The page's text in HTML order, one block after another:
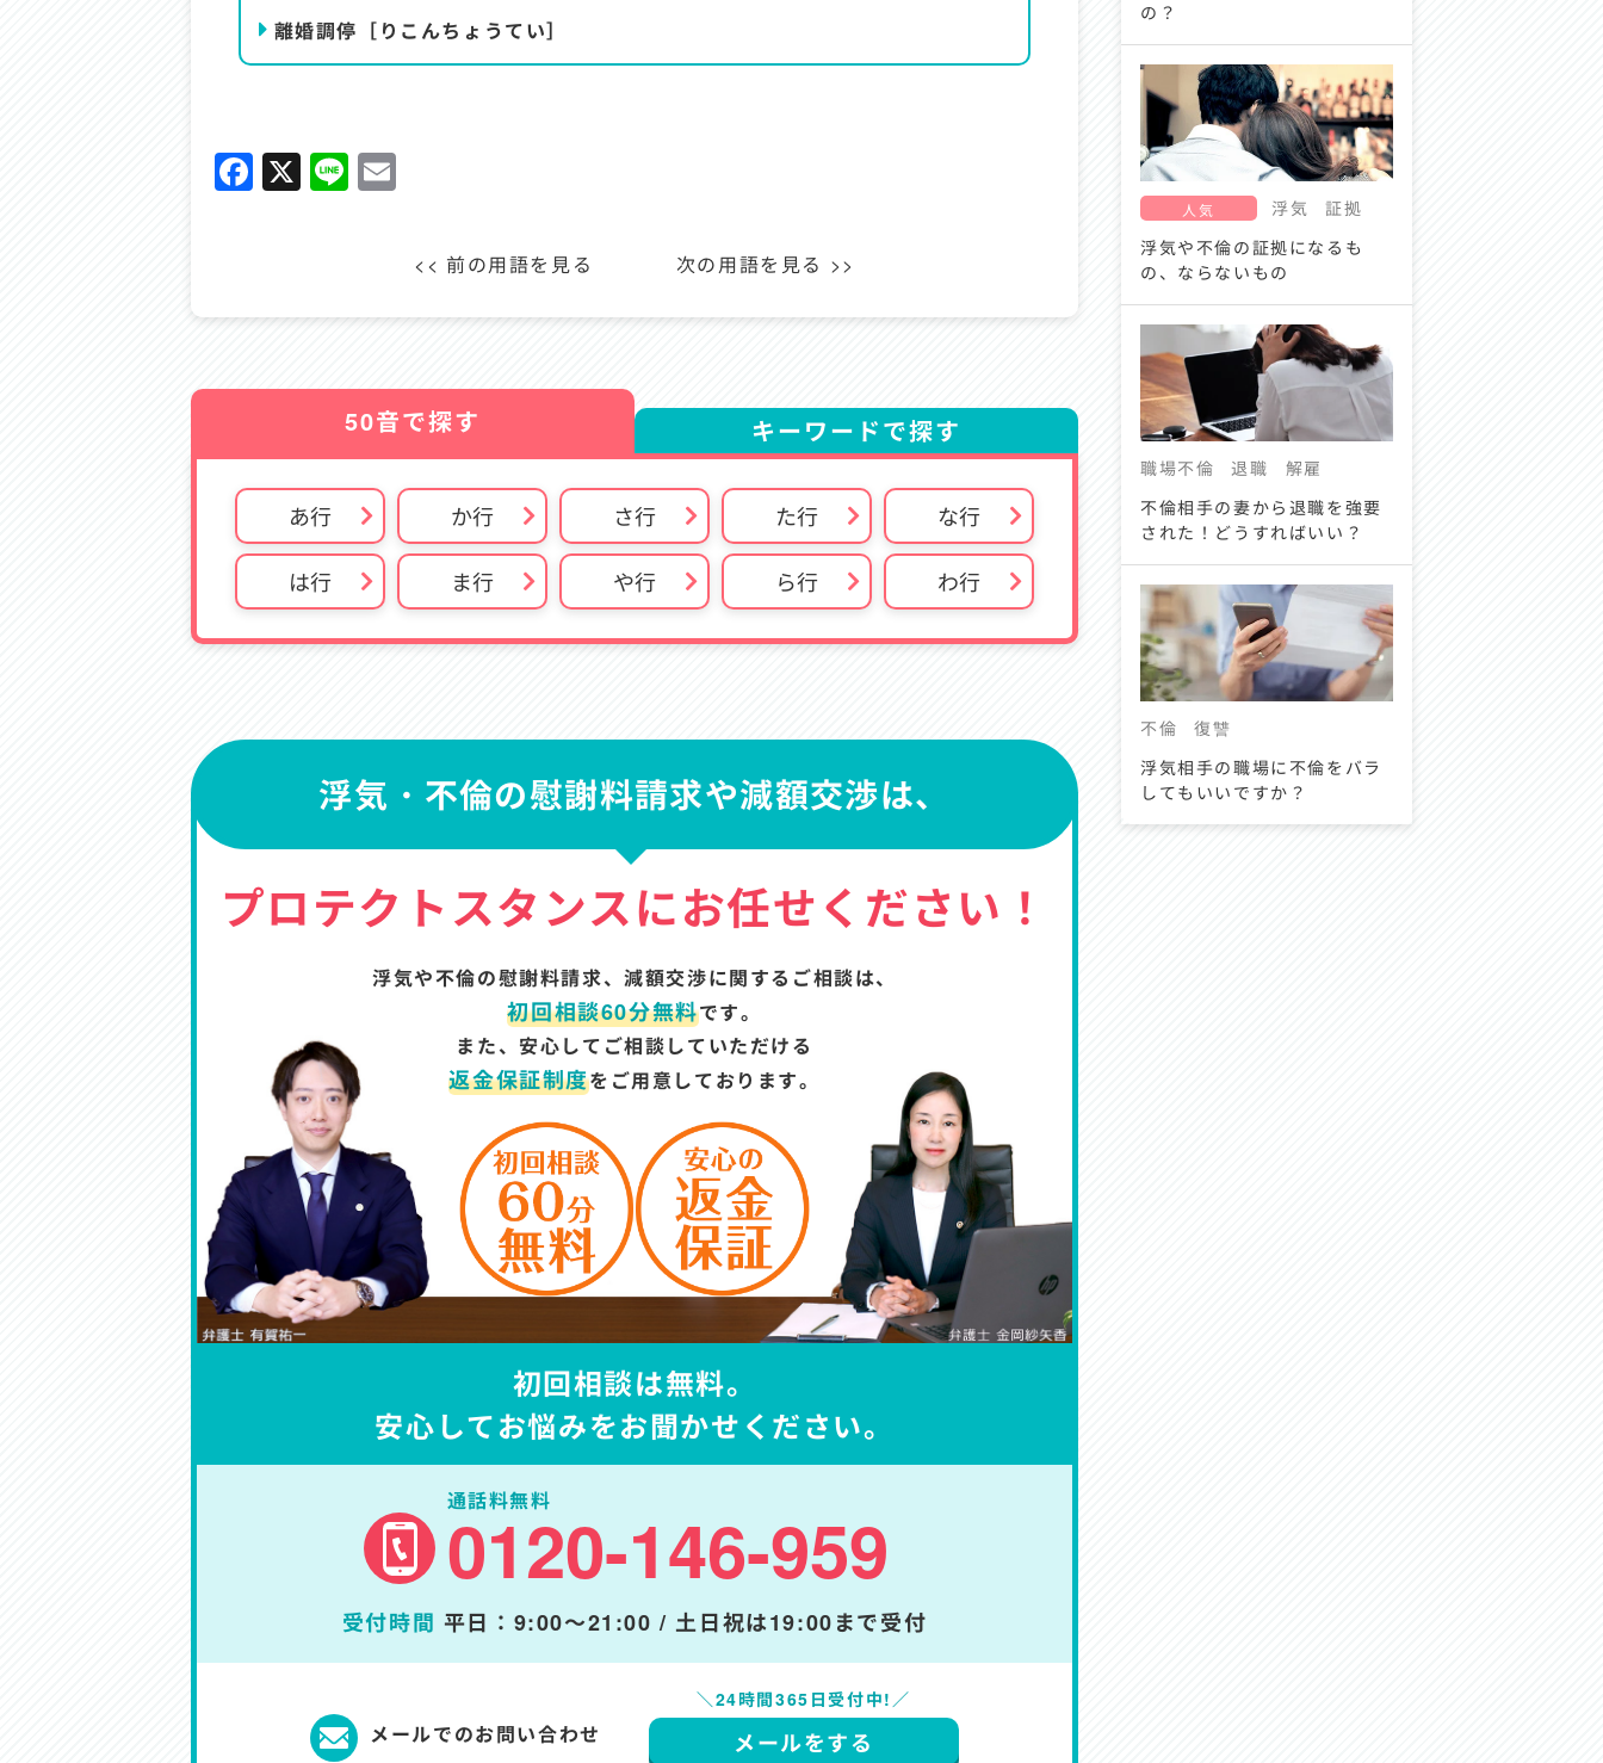
離婚調停［りこんちょうてい］
Facebook
X Line
<< 前の用語を見る 次の用語を見る >>
50音で探す キーワードで探す
あ行 か行 さ行 た行 な行
は行 ま行 や行 ら行 わ行
浮気・不倫の慰謝料請求や減額交渉は、
プロテクトスタンスにお任せください！
浮気や不倫の慰謝料請求、減額交渉に関するご相談は、
初回相談60分無料です。
また、安心してご相談していただける
返金保証制度をご用意しております。
初回相談は無料。
安心してお悩みをお聞かせください。
通話料無料
0120-146-959
受付時間 平日：9:00～21:00 / 土日祝は19:00まで受付
メールでのお問い合わせ
＼24時間365日受付中!／
メールをする
の？
浮気や不倫の証拠になるも
の、ならないもの
証拠
浮気
人気
不倫相手の妻から退職を強要
された！どうすればいい？
解雇
退職
職場不倫
浮気相手の職場に不倫をバラ
してもいいですか？
復讐
不倫